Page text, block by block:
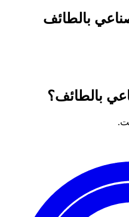
بالطائف
بالطائف؟